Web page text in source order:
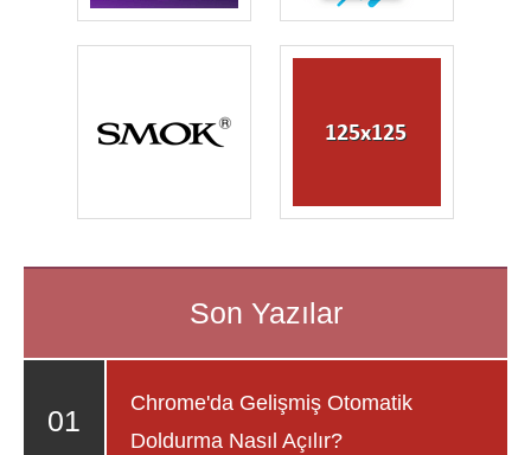
Chrome'da Gelişmiş Otomatik
Doldurma Nasıl Açılır?